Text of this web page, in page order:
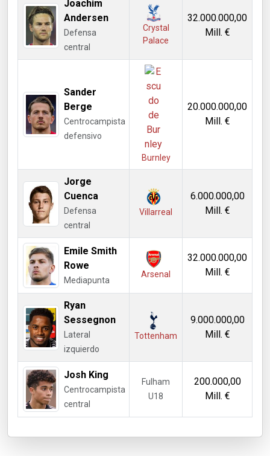
Joachim
Andersen
Defensa
central
Crystal
Palace
32.000.000,00
Mill. €
Sander
Berge
Centrocampista
defensivo
Burnley
20.000.000,00
Mill. €
Jorge
Cuenca
Defensa
central
Villarreal
6.000.000,00
Mill. €
Emile Smith
Rowe
Mediapunta
Arsenal
32.000.000,00
Mill. €
Ryan
Sessegnon
Lateral
izquierdo
Tottenham
9.000.000,00
Mill. €
Josh King
Centrocampista
central
Fulham
U18
200.000,00
Mill. €